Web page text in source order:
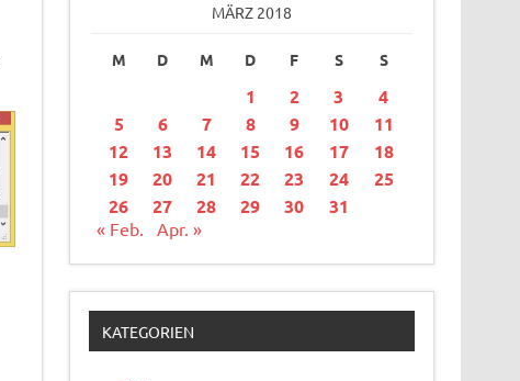
MÄRZ 2018
M D M D F S S
1 2 3
4
5
6 7 8 9 10
11
12
13 14 15 16 17
18
19
20 21 22 23 24
25
26
27 28 29 30 31
« Feb. Apr. »
KATEGORIEN